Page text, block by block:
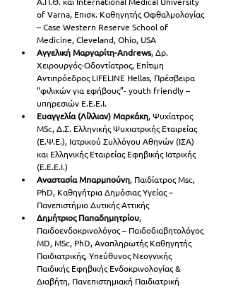
of Varna, Επισκ. Καθηγητής Οφθαλμολογίας
– Case Western Reserve School of
Medicine, Cleveland, Ohio, USA
Αγγελική Μαργαρίτη-Andrews, Δρ.
Χειρουργός-Οδοντίατρος, Επίτιμη
Αντιπρόεδρος LIFELINE Hellas, Πρέσβειρα
“φιλικών για εφήβους”- youth friendly –
υπηρεσιών Ε.Ε.Ε.Ι.
Ευαγγελία (Λίλλιαν) Μαρκάκη, Ψυχίατρος
MSc, Δ.Σ. Ελληνικής Ψυχιατρικής Εταιρείας
(Ε.Ψ.Ε.), Ιατρικού Συλλόγου Αθηνών (ΙΣΑ)
και Ελληνικής Εταιρείας Εφηβικής Ιατρικής
(Ε.Ε.Ε.Ι.)
Αναστασία Μπαρμπούνη, Παιδίατρος Msc,
PhD, Καθηγήτρια Δημόσιας Υγείας –
Πανεπιστήμιο Δυτικής Αττικής
Δημήτριος Παπαδημητρίου,
Παιδοενδοκρινολόγος – Παιδοδιαβητολόγος
MD, MSc, PhD, Αναπληρωτής Καθηγητής
Παιδιατρικής, Υπεύθυνος Νεογνικής
Παιδικής Εφηβικής Ενδοκρινολογίας &
Διαβήτη, Πανεπιστημιακή Παιδιατρική